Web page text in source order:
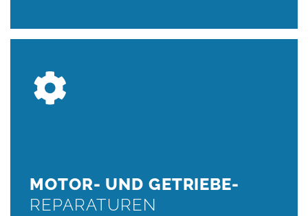
MOTOR- UND GETRIEBE-
REPARATUREN
WEITER